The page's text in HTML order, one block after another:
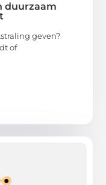
duurzaam
geven?
of